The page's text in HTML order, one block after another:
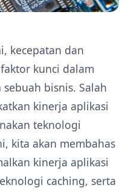
kecepatan dan
kunci dalam
bisnis. Salah
kinerja aplikasi
teknologi
kita akan membahas
kinerja aplikasi
caching, serta